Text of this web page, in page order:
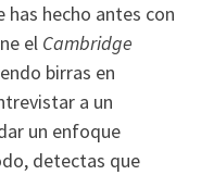
hecho antes con
el Cambridge
birras en
a un
un enfoque
detectas que